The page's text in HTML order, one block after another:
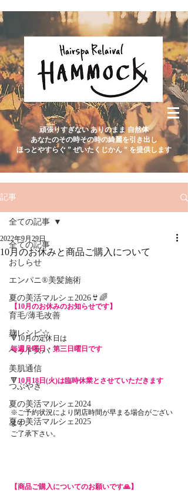
頑張りすぎない ありのまま 自然体
あなたのその時その時の綺麗を引き出し
ほっとやすらぐ ” ぜいたくじかん ” を提供します
記事
全ての記事
おしらせ
エンパニ®美髪施術
夏の美活マルシェ2026👙🌈
育毛/薄毛改善
麹レシピ☆
ヘッドスパ
美肌通信
つぶやき
夏の美活マルシェ2024
夏の美活マルシェ2025
全ての記事
10月のお休みと商品ご購入について
2022年9月29日
【10月のお休みのお知らせです】
🔻10月の定休日は
毎週月曜日・第三日曜日です
🔻10月18日(火)は臨時休業とさせていただきます
※ご予約状況により閉店時間が早まる場合がござい
ます。
ご了承下さい。
【商品ご購入についてのお願いです🙏】